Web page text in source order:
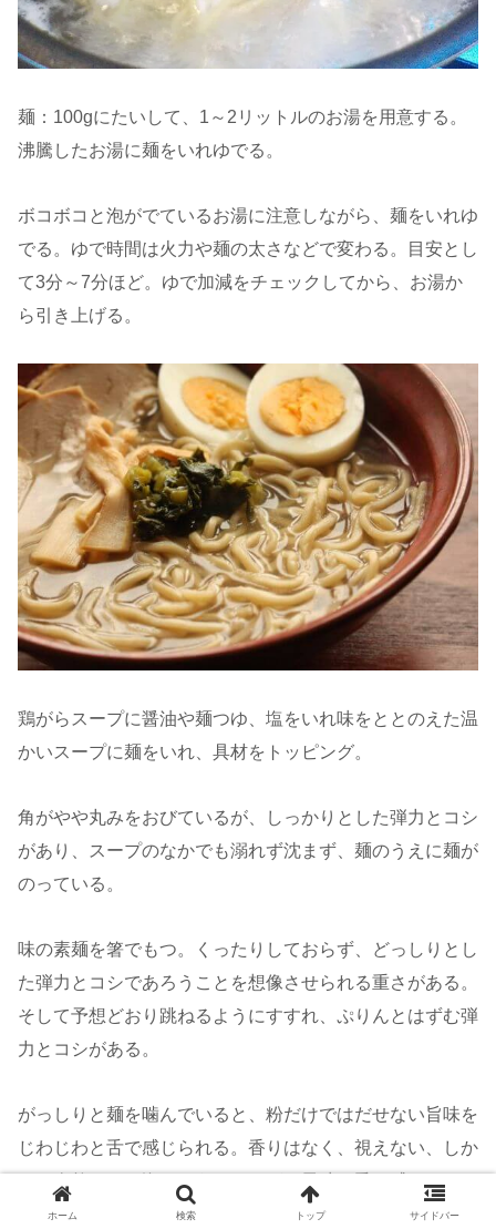
麺：100gにたいして、1～2リットルのお湯を用意する。
沸騰したお湯に麺をいれゆでる。
ボコボコと泡がでているお湯に注意しながら、麺をいれゆ
でる。ゆで時間は火力や麺の太さなどで変わる。目安とし
て3分～7分ほど。ゆで加減をチェックしてから、お湯か
ら引き上げる。
鶏がらスープに醤油や麺つゆ、塩をいれ味をととのえた温
かいスープに麺をいれ、具材をトッピング。
角がやや丸みをおびているが、しっかりとした弾力とコシ
があり、スープのなかでも溺れず沈まず、麺のうえに麺が
のっている。
味の素麺を箸でもつ。くったりしておらず、どっしりとし
た弾力とコシであろうことを想像させられる重さがある。
そして予想どおり跳ねるようにすすれ、ぷりんとはずむ弾
力とコシがある。
がっしりと麺を噛んでいると、粉だけではだせない旨味を
じわじわと舌で感じられる。香りはなく、視えない、しか
し、泰然とした海のようにひろがる風味を舌で感じられ
る。ホーム 検索 トップ サイドバー